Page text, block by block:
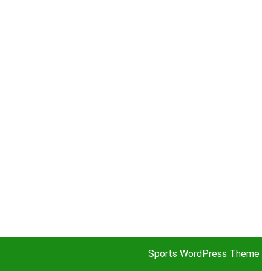
Sports WordPress Theme